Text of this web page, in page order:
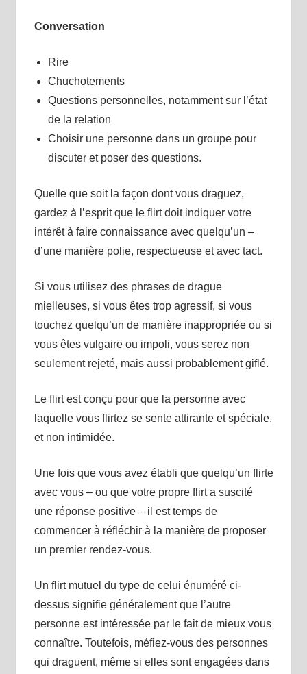
Conversation
Rire
Chuchotements
Questions personnelles, notamment sur l’état
de la relation
Choisir une personne dans un groupe pour
discuter et poser des questions.
Quelle que soit la façon dont vous draguez,
gardez à l’esprit que le flirt doit indiquer votre
intérêt à faire connaissance avec quelqu’un –
d’une manière polie, respectueuse et avec tact.
Si vous utilisez des phrases de drague
mielleuses, si vous êtes trop agressif, si vous
touchez quelqu’un de manière inappropriée ou si
vous êtes vulgaire ou impoli, vous serez non
seulement rejeté, mais aussi probablement giflé.
Le flirt est conçu pour que la personne avec
laquelle vous flirtez se sente attirante et spéciale,
et non intimidée.
Une fois que vous avez établi que quelqu’un flirte
avec vous – ou que votre propre flirt a suscité
une réponse positive – il est temps de
commencer à réfléchir à la manière de proposer
un premier rendez-vous.
Un flirt mutuel du type de celui énuméré ci-
dessus signifie généralement que l’autre
personne est intéressée par le fait de mieux vous
connaître. Toutefois, méfiez-vous des personnes
qui draguent, même si elles sont engagées dans